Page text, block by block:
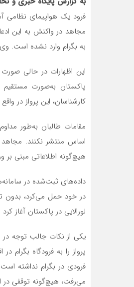
فرود یک هواپیمای نظامی
مجاهد در واکنش به این
به بگرام وارد نشده است.
پاکستان به‌صورت مستقیم
کارشناسان، این پرواز در
مقامات طالبان به‌طور
اساس منتشر نکنند. مجاهد
هیچ‌گونه اطلاعاتی مبنی بر
داده‌های ثبت‌شده در
در خود حمل می‌کرد، بدون
لورالایی در پاکستان
یکی از نکات جالب توجه در
پرواز را به فرودگاه
می‌رفت، هیچ‌گونه توقفی در